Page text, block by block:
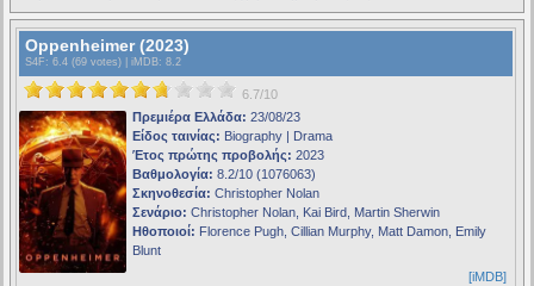
Oppenheimer (2023)
S4F : 6.4 (69 votes) | iMDB: 8.2
6.7/10
Πρεμιέρα Ελλάδα: 23/08/23
Είδος ταινίας: Biography | Drama
Έτος πρώτης προβολής: 2023
Βαθμολογία: 8.2/10 (1076063)
Σκηνοθεσία: Christopher Nolan
Σενάριο: Christopher Nolan, Kai Bird, Martin Sherwin
Ηθοποιοί: Florence Pugh, Cillian Murphy, Matt Damon, Emily
Blunt
[iMDB]